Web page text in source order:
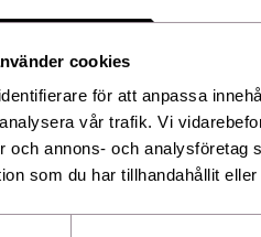
cookies
för att anpassa
vår trafik. Vi
och annons- och
som du har tillhandahållit